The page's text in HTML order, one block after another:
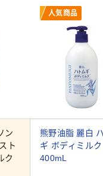
人気商品
ン
ト
ク
熊野油脂 麗白
ギ ボディミルク
400mL